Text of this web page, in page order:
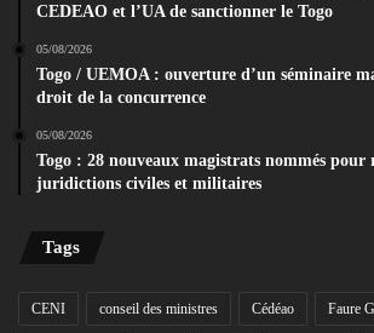
CEDEAO et l’UA de sanctionner le Togo
05/08/2026
Togo / UEMOA : ouverture d’un séminaire
droit de la concurrence
05/08/2026
Togo : 28 nouveaux magistrats nommés pour
juridictions civiles et militaires
Tags
CENI conseil des ministres Cédéao Faure